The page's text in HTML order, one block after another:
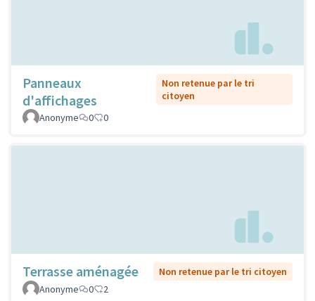
Panneaux
d'affichages
Non retenue par le tri
citoyen
Anonyme
0 0
Terrasse aménagée
Non retenue par le tri citoyen
Anonyme
0 2